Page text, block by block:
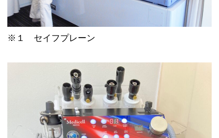
※１ セイフプレーン